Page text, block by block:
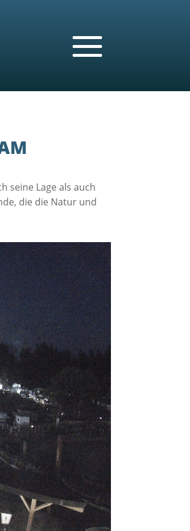
seine Lage als auch
die die Natur und